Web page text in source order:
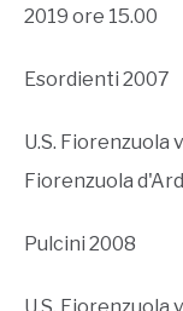
2019 ore 15.00
Esordienti 2007
U.S. Fiorenzuola
Fiorenzuola
Pulcini 2008